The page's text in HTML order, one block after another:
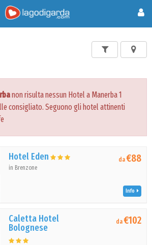
non risulta nessun Hotel a Manerba 1
consigliato. Seguono gli hotel attinenti
Hotel Eden
in Brenzone
da€88
Info
Caletta Hotel
Bolognese
da€102